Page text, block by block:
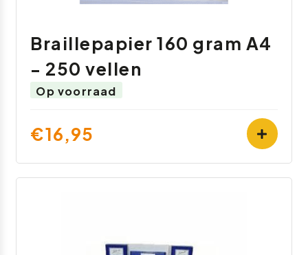
Braillepapier 160 gram A4
- 250 vellen
Op voorraad
€16,95